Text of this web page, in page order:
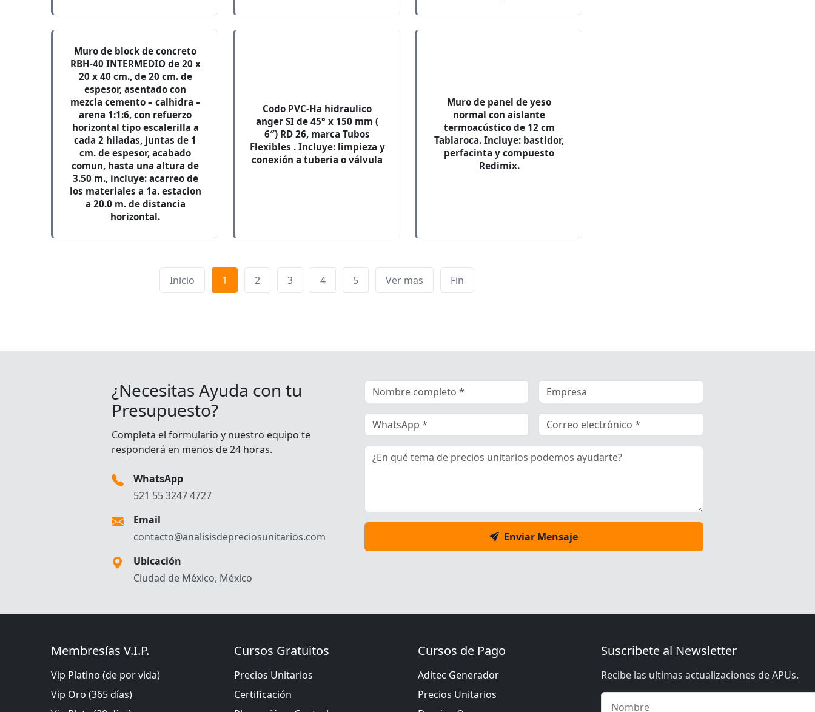
Muro de block de concreto
RBH-40 INTERMEDIO de 20 x
20 x 40 cm., de 20 cm. de
espesor, asentado con
mezcla cemento – calhidra –
arena 1:1:6, con refuerzo
horizontal tipo escalerilla a
cada 2 hiladas, juntas de 1
cm. de espesor, acabado
comun, hasta una altura de
3.50 m., incluye: acarreo de
los materiales a 1a. estacion
a 20.0 m. de distancia
horizontal.
Codo PVC-Ha hidraulico
anger SI de 45° x 150 mm (
6″) RD 26, marca Tubos
Flexibles . Incluye: limpieza y
conexión a tuberia o válvula
Muro de panel de yeso
normal con aislante
termoacústico de 12 cm
Tablaroca. Incluye: bastidor,
perfacinta y compuesto
Redimix.
Inicio 1 2 3 4 5 Ver mas Fin
¿Necesitas Ayuda con tu
Presupuesto?
Completa el formulario y nuestro equipo te
responderá en menos de 24 horas.
WhatsApp
521 55 3247 4727
Email
contacto@analisisdepreciosunitarios.com
Ubicación
Ciudad de México, México
Enviar Mensaje
Membresías V.I.P.
Vip Platino (de por vida)
Vip Oro (365 días)
Cursos Gratuitos
Precios Unitarios
Certificación
Cursos de Pago
Aditec Generador
Precios Unitarios
Suscribete al Newsletter
Recibe las ultimas actualizaciones de APUs.